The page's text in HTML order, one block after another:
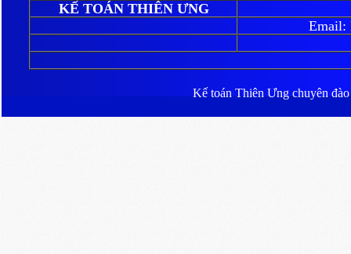
KẾ TOÁN THIÊN ƯNG
Email:
Kế toán Thiên Ưngchuyên đào